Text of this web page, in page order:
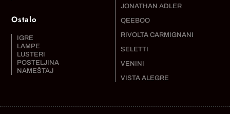
Ostalo
IGRE
LAMPE
LUSTERI
POSTELJINA
NAMEŠTAJ
JONATHAN ADLER
QEEBOO
RIVOLTA CARMIGNANI
SELETTI
VENINI
VISTA ALEGRE